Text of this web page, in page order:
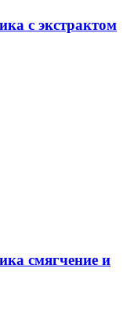
с экстрактом
смягчение и